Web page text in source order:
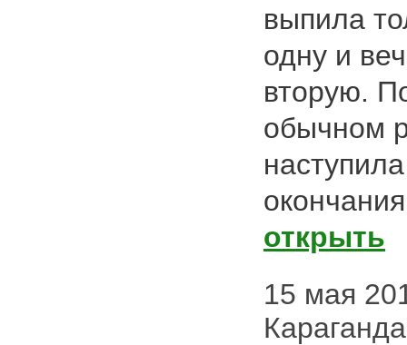
выпила
одну и
вторую.
обычном
открыть
15 мая
Караганда